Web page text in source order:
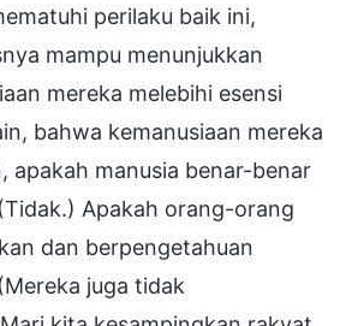
perilaku baik ini,
mampu menunjukkan
mereka melebihi esensi
bahwa kemanusiaan mereka
apakah manusia benar-benar
Apakah orang-orang
dan berpengetahuan
juga tidak